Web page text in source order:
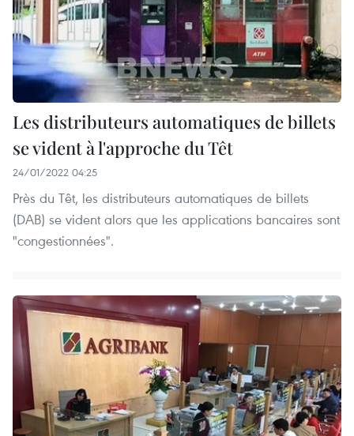
Les distributeurs automatiques de billets
se vident à l'approche du Têt
24/01/2022 04:25
Près du Têt, les distributeurs automatiques de billets
(DAB) se vident alors que les applications bancaires sont
"congestionnées".